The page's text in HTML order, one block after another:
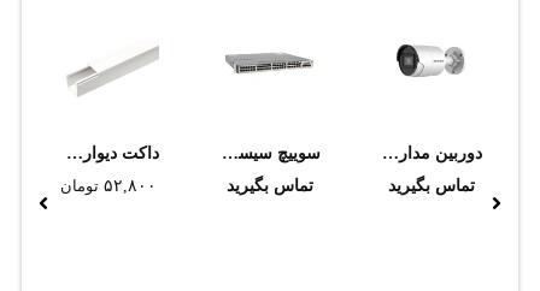
دوربین مداربسته هایک ویژن مدل DS-2CD2063G2-I 2.8mm
تماس بگیرید
سوييچ سيسکو مدل WS-C3750X-48P-S
تماس بگیرید
داکت ديواري دانوب 40*35
۵۲,۸۰۰ تومان